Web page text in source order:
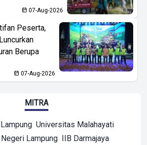
07-Aug-2026
Peserta,
Berupa
07-Aug-2026
MITRA
Universitas Malahayati
Lampung IIB Darmajaya